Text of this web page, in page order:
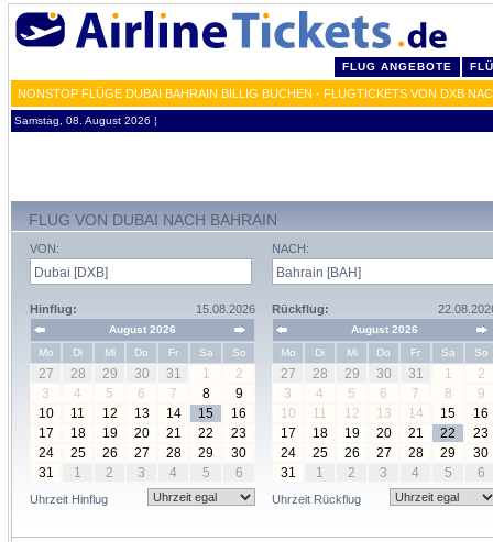
FLUG ANGEBOTE
NONSTOP FLÜGE DUBAI BAHRAIN BILLIG BUCHEN - FLUGTICKETS VON DXB
Samstag, 08. August 2026 ¦
FLUG VON DUBAI NACH BAHRAIN
VON:
Hinflug: 15.08.2026
August 2026
Mo
Di Mi Do Fr Sa So
27 28 29 30 31 1
2
3
4 5 6 7 8
9
10
11 12 13 14 15
16
17
18 19 20 21 22
23
24
25 26 27 28 29
30
31
1 2 3 4 5 6
Uhrzeit Hinflug
NACH:
Rückflug:
August 2026
Mo
Di Mi Do Fr Sa So
27 28 29 30 31 1
2
3
4 5 6 7 8
9
10
11 12 13 14 15
16
17
18 19 20 21 22
23
24
25 26 27 28 29
30
31
1 2 3 4 5 6
Uhrzeit Rückflug